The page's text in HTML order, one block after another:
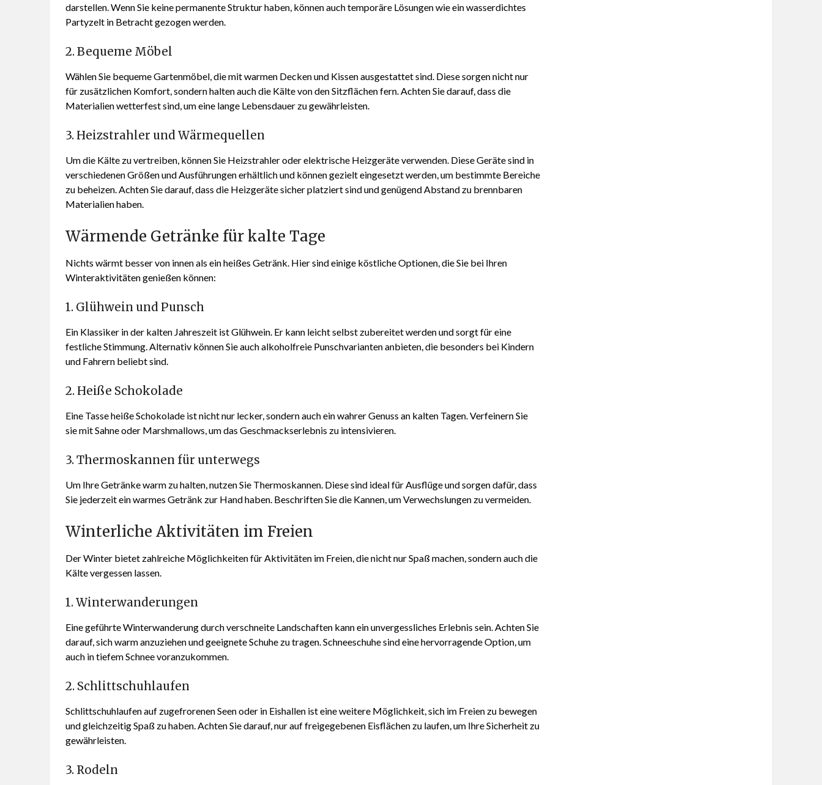
darstellen. Wenn Sie keine permanente Struktur haben, können auch temporäre Lösungen wie ein wasserdichtes
Partyzelt in Betracht gezogen werden.
2. Bequeme Möbel
Wählen Sie bequeme Gartenmöbel, die mit warmen Decken und Kissen ausgestattet sind. Diese sorgen nicht nur
für zusätzlichen Komfort, sondern halten auch die Kälte von den Sitzflächen fern. Achten Sie darauf, dass die
Materialien wetterfest sind, um eine lange Lebensdauer zu gewährleisten.
3. Heizstrahler und Wärmequellen
Um die Kälte zu vertreiben, können Sie Heizstrahler oder elektrische Heizgeräte verwenden. Diese Geräte sind in
verschiedenen Größen und Ausführungen erhältlich und können gezielt eingesetzt werden, um bestimmte Bereiche
zu beheizen. Achten Sie darauf, dass die Heizgeräte sicher platziert sind und genügend Abstand zu brennbaren
Materialien haben.
Wärmende Getränke für kalte Tage
Nichts wärmt besser von innen als ein heißes Getränk. Hier sind einige köstliche Optionen, die Sie bei Ihren
Winteraktivitäten genießen können:
1. Glühwein und Punsch
Ein Klassiker in der kalten Jahreszeit ist Glühwein. Er kann leicht selbst zubereitet werden und sorgt für eine
festliche Stimmung. Alternativ können Sie auch alkoholfreie Punschvarianten anbieten, die besonders bei Kindern
und Fahrern beliebt sind.
2. Heiße Schokolade
Eine Tasse heiße Schokolade ist nicht nur lecker, sondern auch ein wahrer Genuss an kalten Tagen. Verfeinern Sie
sie mit Sahne oder Marshmallows, um das Geschmackserlebnis zu intensivieren.
3. Thermoskannen für unterwegs
Um Ihre Getränke warm zu halten, nutzen Sie Thermoskannen. Diese sind ideal für Ausflüge und sorgen dafür, dass
Sie jederzeit ein warmes Getränk zur Hand haben. Beschriften Sie die Kannen, um Verwechslungen zu vermeiden.
Winterliche Aktivitäten im Freien
Der Winter bietet zahlreiche Möglichkeiten für Aktivitäten im Freien, die nicht nur Spaß machen, sondern auch die
Kälte vergessen lassen.
1. Winterwanderungen
Eine geführte Winterwanderung durch verschneite Landschaften kann ein unvergessliches Erlebnis sein. Achten Sie
darauf, sich warm anzuziehen und geeignete Schuhe zu tragen. Schneeschuhe sind eine hervorragende Option, um
auch in tiefem Schnee voranzukommen.
2. Schlittschuhlaufen
Schlittschuhlaufen auf zugefrorenen Seen oder in Eishallen ist eine weitere Möglichkeit, sich im Freien zu bewegen
und gleichzeitig Spaß zu haben. Achten Sie darauf, nur auf freigegebenen Eisflächen zu laufen, um Ihre Sicherheit zu
gewährleisten.
3. Rodeln